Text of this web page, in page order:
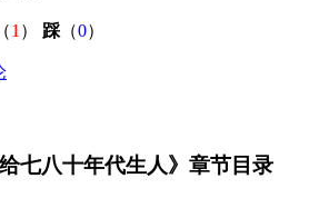
1 ） 踩 （0）
七八十年代生人》章节目录